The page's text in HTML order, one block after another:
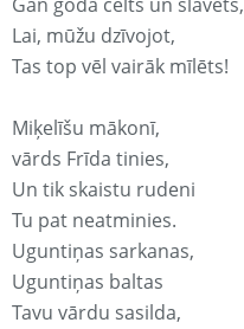
Lai, mūžu dzīvojot,
Tas top vēl vairāk mīlēts!
Miķelīšu mākonī,
vārds Frīda tinies,
Un tik skaistu rudeni
Tu pat neatminies.
Uguntiņas sarkanas,
Uguntiņas baltas
Tavu vārdu sasilda,